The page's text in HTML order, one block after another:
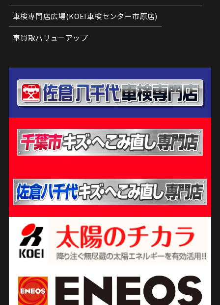
車検専門店広場(KOEI車検センター市原店)
車買取バリューアップ